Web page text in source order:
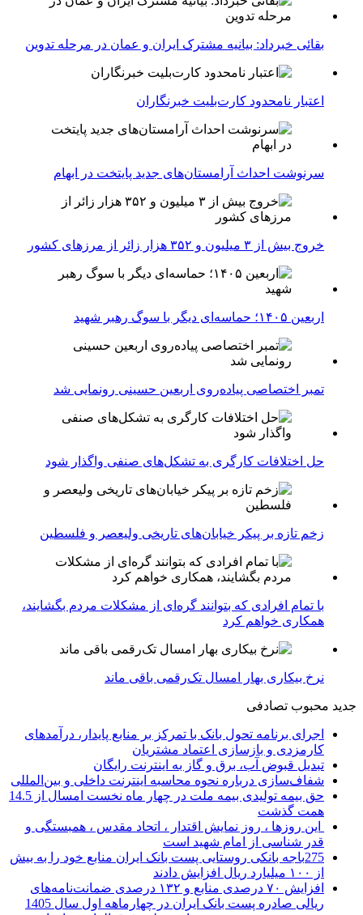
بقائی خبرداد: بیانیه مشترک ایران و عمان در مرحله تدوین
اعتبار نامحدود کارت‌بلیت خبرنگاران
سرنوشت احداث آرامستان‌های جدید پایتخت در ابهام
خروج بیش از ۳ میلیون و ۳۵۲ هزار زائر از مرزهای کشور
اربعین ۱۴۰۵؛ حماسه‌ای دیگر با سوگ رهبر شهید
تمبر اختصاصی پیاده‌روی اربعین حسینی رونمایی شد
حل اختلافات کارگری به تشکل‌های صنفی واگذار شود
زخم تازه بر پیکر خیابان‌های تاریخی ولیعصر و فلسطین
با تمام افرادی که بتوانند گره‌ای از مشکلات مردم بگشایند،
همکاری خواهم کرد
نرخ بیکاری بهار امسال تک‌رقمی باقی ماند
جدید محبوب تصادفی
اجرای برنامه تحول بانک با تمرکز بر منابع پایدار، درآمدهای
کارمزدی و بازسازی اعتماد مشتریان
تبدیل قبوض آب، برق و گاز به اینترنت رایگان
شفاف‌سازی درباره نحوه محاسبه اینترنت داخلی و بین‌المللی
حق بیمه تولیدی بیمه ملت در چهار ماه نخست امسال از 14.5
همت گذشت
این روزها ، روز نمایش اقتدار ، اتحاد مقدس ، همبستگی و
قدر شناسی از امام شهید است
275باجه بانکی روستایی پست بانک ایران منابع خود را به بیش
از ۱۰۰ میلیارد ریال افزایش دادند
افزایش ۷۰ درصدی منابع و ۱۳۲ درصدی ضمانت‌نامه‌های
ریالی صادره پست بانک ایران در چهارماهه اول سال 1405